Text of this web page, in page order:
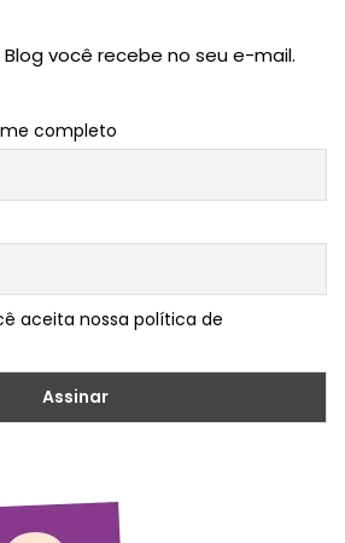
você recebe no seu e-mail.
completo
aceita nossa política de